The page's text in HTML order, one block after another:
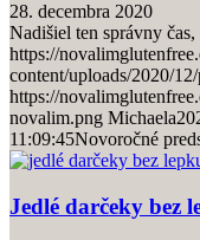
28. decembra 2020
Nadišiel ten správny
https://
content/uploads/2020/
https://
novalim.png Michaela
11:09:45Novoročné
Jedlé darčeky bez